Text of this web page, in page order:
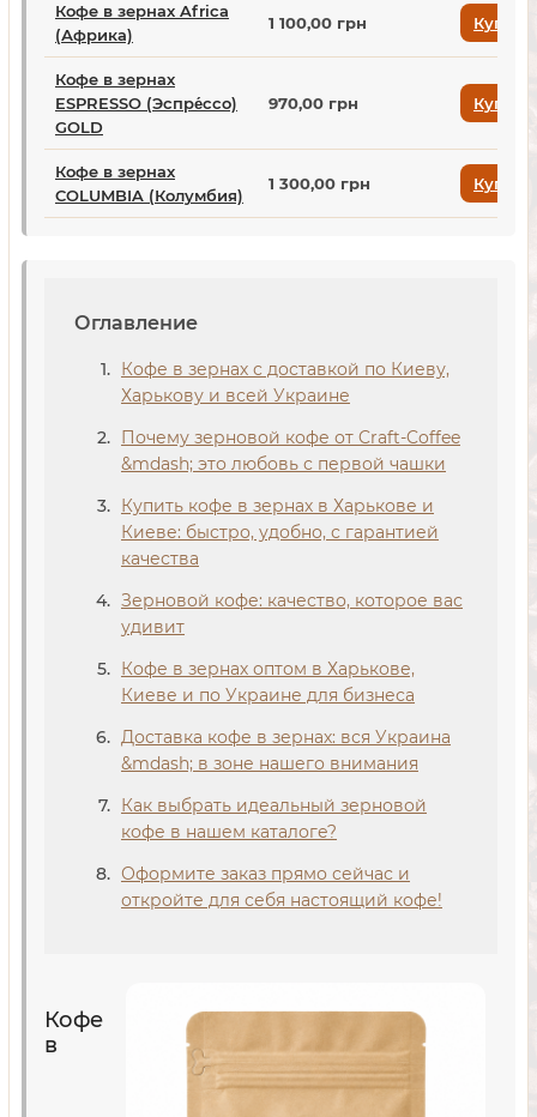
Кофе в зернах Africa
(Африка)
1 100,00 грн Купить
Кофе в зернах
ESPRESSO (Эспре́ссо)
GOLD
970,00 грн Купить
Кофе в зернах
COLUMBIA (Колумбия)
1 300,00 грн Купить
Оглавление
Кофе в зернах с доставкой по Киеву,
Харькову и всей Украине
Почему зерновой кофе от Craft-Coffee
&mdash; это любовь с первой чашки
Купить кофе в зернах в Харькове и
Киеве: быстро, удобно, с гарантией
качества
Зерновой кофе: качество, которое вас
удивит
Кофе в зернах оптом в Харькове,
Киеве и по Украине для бизнеса
Доставка кофе в зернах: вся Украина
&mdash; в зоне нашего внимания
Как выбрать идеальный зерновой
кофе в нашем каталоге?
Оформите заказ прямо сейчас и
откройте для себя настоящий кофе!
Кофе
в